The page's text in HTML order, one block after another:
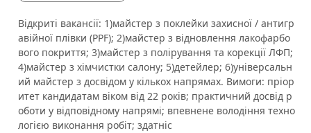
Відкриті вакансії: 1)майстер з поклейки захисної / антигр
авійної плівки (PPF); 2)майстер з відновлення лакофарбо
вого покриття; 3)майстер з полірування та корекції ЛФП;
4)майстер з хімчистки салону; 5)детейлер; 6)універсальн
ий майстер з досвідом у кількох напрямах. Вимоги: пріор
итет кандидатам віком від 22 років; практичний досвід р
оботи у відповідному напрямі; впевнене володіння техно
логією виконання робіт; здатніс